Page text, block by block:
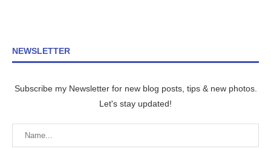
NEWSLETTER
Subscribe my Newsletter for new blog posts, tips & new photos.
Let's stay updated!